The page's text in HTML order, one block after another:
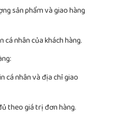
sản phẩm và giao hàng
nhân của khách hàng.
cá nhân và địa chỉ giao
theo giá trị đơn hàng.